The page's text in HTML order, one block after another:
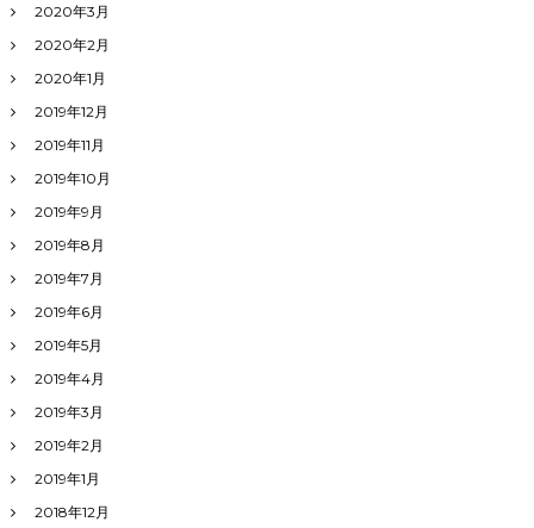
2020年3月
2020年2月
2020年1月
2019年12月
2019年11月
2019年10月
2019年9月
2019年8月
2019年7月
2019年6月
2019年5月
2019年4月
2019年3月
2019年2月
2019年1月
2018年12月